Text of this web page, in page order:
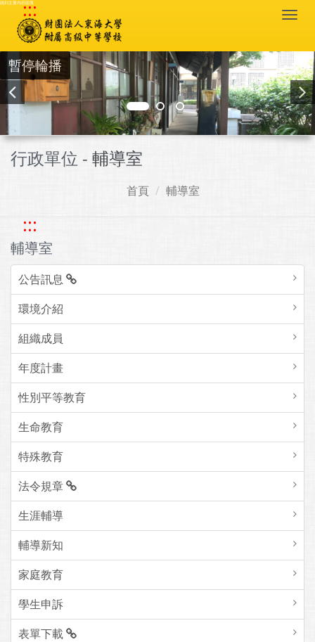
跳到主要內容區塊
:::
暫停輪播
行政單位 - 輔導室
首頁 輔導室
:::
輔導室
公告訊息
環境介紹
組織成員
年度計畫
性別平等教育
生命教育
特殊教育
法令規章
生涯輔導
輔導新知
家庭教育
學生申訴
表單下載